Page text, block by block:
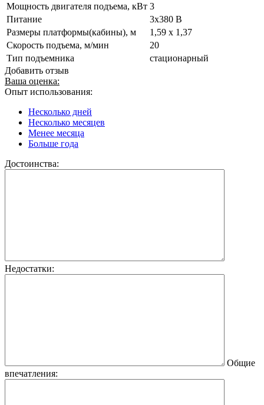
Мощность двигателя подъема, кВт 3
Питание
3x380 В
Размеры платформы(кабины), м
1,59 x 1,37
Скорость подъема, м/мин
20
Тип подъемника
стационарный
Добавить отзыв
Ваша оценка:
Опыт использования:
Несколько дней
Несколько месяцев
Менее месяца
Больше года
Достоинства:
Недостатки:
Общие
впечатления: